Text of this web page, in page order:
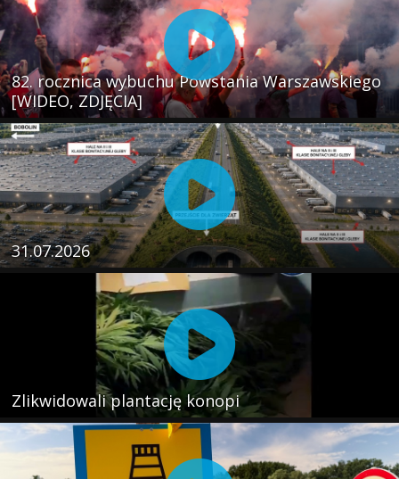
82. rocznica wybuchu Powstania Warszawskiego
[WIDEO, ZDJĘCIA]
31.07.2026
Zlikwidowali plantację konopi